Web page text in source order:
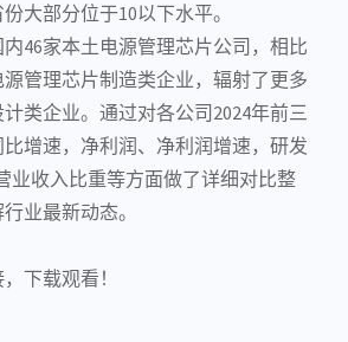
大部分位于10以下水平。
46家本土电源管理芯片公司 ，相比
源管理芯片制造类企业，辐射了更多
类企业。通过对各公司2024年前三
增速，净利润、净利润增速，研发
业收入比重等方面做了详细对比整
业最新动态。
下载观看！